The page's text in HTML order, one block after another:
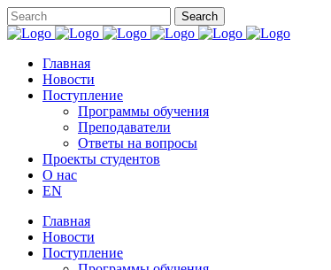
Главная
Новости
Поступление
Программы обучения
Преподаватели
Ответы на вопросы
Проекты студентов
О нас
EN
Главная
Новости
Поступление